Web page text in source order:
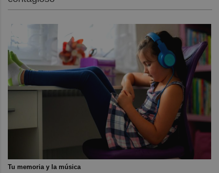
Tu memoria y la música